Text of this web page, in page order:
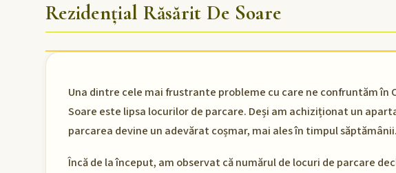
Rezidențial Răsărit De Soare
Una dintre cele mai frustrante probleme cu care ne confruntăm în
Soare este lipsa locurilor de parcare. Deși am achiziționat un
parcarea devine un adevărat coșmar, mai ales în timpul săptămânii.
Încă de la început, am observat că numărul de locuri de parcare